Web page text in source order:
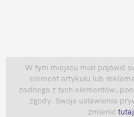
W tym miejscu miał pojawić
element artykułu lub
żadnego z tych elementów,
zgody. Swoje ustawienia
zmienić tutaj